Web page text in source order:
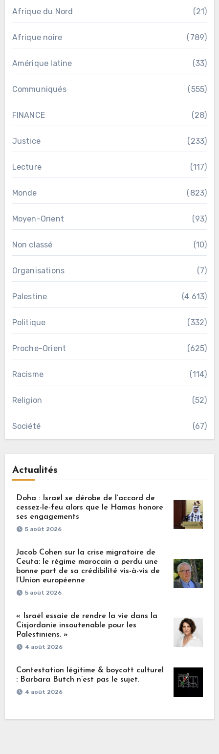
Afrique du Nord (21)
Afrique noire (789)
Amérique latine (33)
Communiqués (555)
FINANCE (28)
Justice (233)
Lecture (117)
Monde (823)
Moyen-Orient (93)
Non classé (10)
Organisations (7)
Palestine (4 613)
Politique (332)
Proche-Orient (625)
Racisme (114)
Religion (52)
Société (67)
Actualités
Doha : Israël se dérobe de l’accord de
cessez-le-feu alors que le Hamas honore
ses engagements
5 août 2026
Jacob Cohen sur la crise migratoire de
Ceuta: le régime marocain a perdu une
bonne part de sa crédibilité vis-à-vis de
l’Union européenne
5 août 2026
« Israël essaie de rendre la vie dans la
Cisjordanie insoutenable pour les
Palestiniens. »
4 août 2026
Contestation légitime & boycott culturel
: Barbara Butch n’est pas le sujet.
4 août 2026